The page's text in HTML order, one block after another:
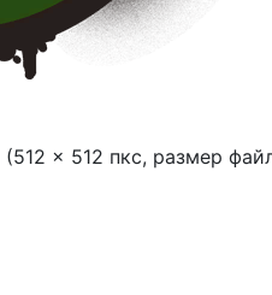
(512 × 512 пкс, размер